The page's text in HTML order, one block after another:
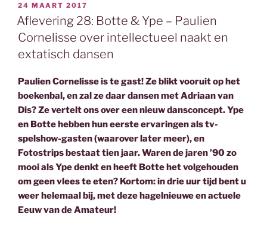
b
o
o
k
t
e
r
e
d
I
l
GEPLAATST
OP
24 MAART 2017
Aflevering 28: Botte & Ype – Paulien
Cornelisse over intellectueel naakt en
extatisch dansen
Paulien Cornelisse is te gast! Ze blikt vooruit op het
boekenbal, en zal ze daar dansen met Adriaan van
Dis? Ze vertelt ons over een nieuw dansconcept. Ype
en Botte hebben hun eerste ervaringen als tv-
spelshow-gasten (waarover later meer), en
Fotostrips bestaat tien jaar. Waren de jaren ’90 zo
mooi als Ype denkt en heeft Botte het volgehouden
om geen vlees te eten? Kortom: in drie uur tijd bent u
weer helemaal bij, met deze hagelnieuwe en actuele
Eeuw van de Amateur!